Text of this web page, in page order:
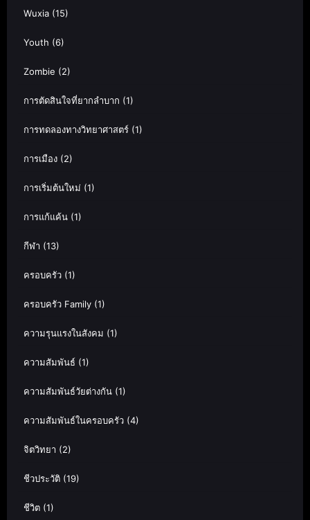
Wuxia (15)
Youth (6)
Zombie (2)
การตัดสินใจที่ยากลำบาก (1)
การทดลองทางวิทยาศาสตร์ (1)
การเมือง (2)
การเริ่มต้นใหม่ (1)
การแก้แค้น (1)
กีฬา (13)
ครอบครัว (1)
ครอบครัว Family (1)
ความรุนแรงในสังคม (1)
ความสัมพันธ์ (1)
ความสัมพันธ์วัยต่างกัน (1)
ความสัมพันธ์ในครอบครัว (4)
จิตวิทยา (2)
ชีวประวัติ (19)
ชีวิต (1)